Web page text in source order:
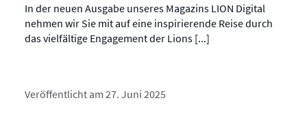
In der neuen Ausgabe unseres Magazins LION Digital
nehmen wir Sie mit auf eine inspirierende Reise durch
das vielfältige Engagement der Lions [...]
Veröffentlicht am 27. Juni 2025